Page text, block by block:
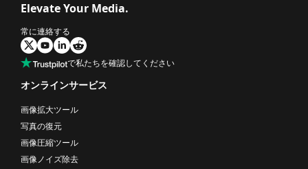
Elevate Your Media.
常に連絡する
で私たちを確認してください
オンラインサービス
画像拡大ツール
写真の復元
画像圧縮ツール
画像ノイズ除去